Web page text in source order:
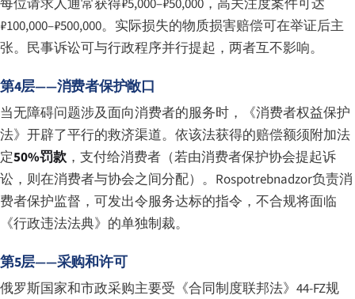
₽100,000–₽500,000。实际损失的物质损害赔偿可在举证后主
张。民事诉讼可与行政程序并行提起，两者互不影响。
第4层——消费者保护敞口
当无障碍问题涉及面向消费者的服务时，《消费者权益保护
法》开辟了平行的救济渠道。依该法获得的赔偿额须附加法
定50%罚款，支付给消费者（若由消费者保护协会提起诉
讼，则在消费者与协会之间分配）。Rospotrebnadzor负责消
费者保护监督，可发出令服务达标的指令，不合规将面临
《行政违法法典》的单独制裁。
第5层——采购和许可
俄罗斯国家和市政采购主要受《合同制度联邦法》44-FZ规